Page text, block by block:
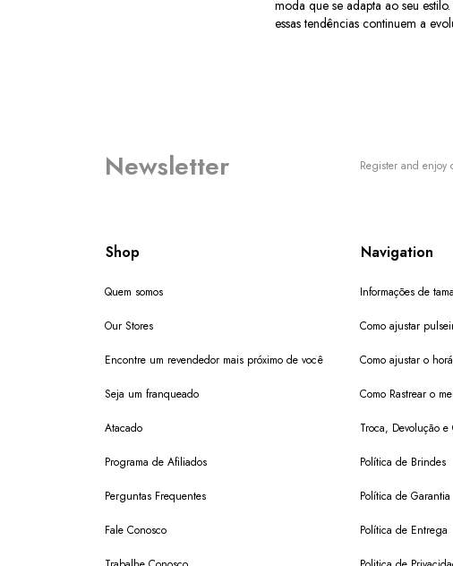
moda que se adapta ao seu
essas tendências continuem a
Newsletter Register and enjoy
Shop
Quem somos
Our Stores
Encontre um revendedor mais próximo de você
Seja um franqueado
Atacado
Programa de Afiliados
Perguntas Frequentes
Fale Conosco
Navigation
Informações de
Como ajustar
Como ajustar o
Como Rastrear o
Troca, Devolução e
Política de Brindes
Política de Garantia
Política de Entrega